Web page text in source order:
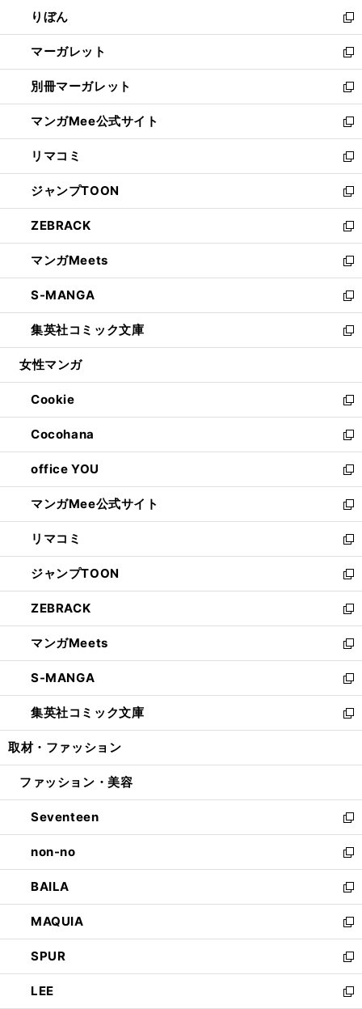
く
で
開
く
ド
ウ
で
開
く
ィ
ン
ド
ウ
で
開
く
りぼん
新
し
い
ウ
ィ
ン
ド
ウ
で
開
く
マーガレット
新
し
い
ウ
ィ
ン
ド
ウ
で
開
く
別冊マーガレット
新
し
い
ウ
ィ
ン
ド
ウ
で
開
く
マンガMee公式サイト
新
し
い
ウ
ィ
ン
ド
ウ
で
開
く
リマコミ
新
し
い
ウ
ィ
ン
ド
ウ
で
開
く
ジャンプTOON
新
し
い
ウ
ィ
ン
ド
ウ
で
開
ZEBRACK
新
し
い
ウ
ィ
ン
ド
ウ
開
く
マンガMeets
新
し
い
ウ
ィ
ン
ウ
で
開
く
S-MANGA
新
し
い
ウ
ン
ド
ウ
で
開
く
集英社コミック文庫
新
し
ウ
ィ
ン
ド
ウ
で
開
く
女性マンガ
Cookie
新
し
い
ウ
ィ
ン
ド
ウ
で
開
く
Cocohana
新
し
い
ウ
ィ
ン
ド
ウ
で
開
く
office YOU
新
し
い
ウ
ィ
ン
ド
ウ
で
開
く
マンガMee公式サイト
新
し
い
ウ
ィ
ン
ド
ウ
で
開
く
リマコミ
新
し
い
ウ
ィ
ン
ド
ウ
で
開
く
ジャンプTOON
新
し
い
ウ
ィ
ン
ド
ウ
で
開
ZEBRACK
新
し
い
ウ
ィ
ン
ド
ウ
開
マンガMeets
新
し
い
ウ
ィ
ン
ウ
開
く
S-MANGA
新
し
い
ウ
ン
ウ
で
開
く
集英社コミック文庫
新
し
ウ
ン
ド
ウ
で
開
く
取材・ファッション
ファッション・美容
Seventeen
新
し
い
ウ
ィ
ン
ド
ウ
で
開
く
non-no
新
し
い
ウ
ィ
ン
ド
ウ
で
BAILA
新
し
い
ウ
ィ
ン
ド
MAQUIA
新
し
い
ウ
ィ
SPUR
新
し
い
LEE
新